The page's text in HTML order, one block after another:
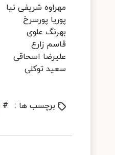
مهراوه شریفی نیا
پوریا پورسرخ
بهرنگ علوی
قاسم زارع
علیرضا اسحاقی
سعید توکلی
برچسب ها : #